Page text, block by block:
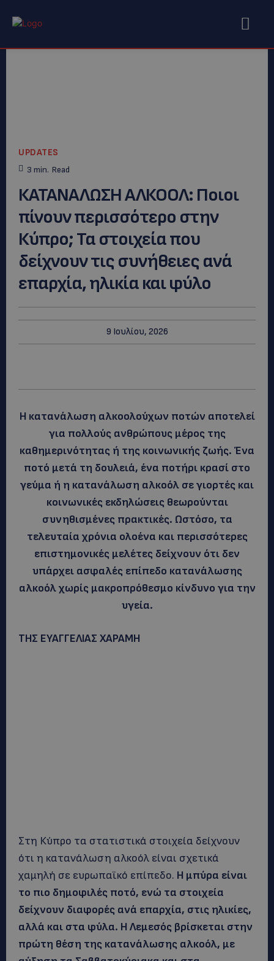
UPDATES
3 min. Read
ΚΑΤΑΝΑΛΩΣΗ ΑΛΚΟΟΛ: Ποιοι
πίνουν περισσότερο στην
Κύπρο; Τα στοιχεία που
δείχνουν τις συνήθειες ανά
επαρχία, ηλικία και φύλο
9 Ιουλίου, 2026
Η κατανάλωση αλκοολούχων ποτών αποτελεί
για πολλούς ανθρώπους μέρος της
καθημερινότητας ή της κοινωνικής ζωής. Ένα
ποτό μετά τη δουλειά, ένα ποτήρι κρασί στο
γεύμα ή η κατανάλωση αλκοόλ σε γιορτές και
κοινωνικές εκδηλώσεις θεωρούνται
συνηθισμένες πρακτικές. Ωστόσο, τα
τελευταία χρόνια ολοένα και περισσότερες
επιστημονικές μελέτες δείχνουν ότι δεν
υπάρχει ασφαλές επίπεδο κατανάλωσης
αλκοόλ χωρίς μακροπρόθεσμο κίνδυνο για την
υγεία.
ΤΗΣ ΕΥΑΓΓΕΛΙΑΣ ΧΑΡΑΜΗ
Στη Κύπρο τα στατιστικά στοιχεία δείχνουν
ότι η κατανάλωση αλκοόλ είναι σχετικά
χαμηλή σε ευρωπαϊκό επίπεδο. Η μπύρα είναι
το πιο δημοφιλές ποτό, ενώ τα στοιχεία
δείχνουν διαφορές ανά επαρχία, στις ηλικίες,
αλλά και στα φύλα. Η Λεμεσός βρίσκεται στην
πρώτη θέση της κατανάλωσης αλκοόλ, με